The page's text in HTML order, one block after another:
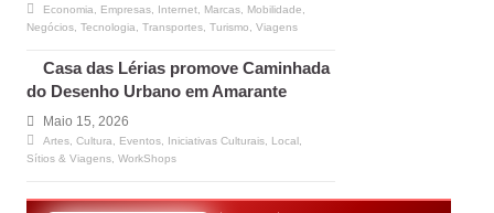
Economia Empresas Internet Marcas Mobilidade
Negócios Tecnologia Transportes Turismo Viagens
Casa das Lérias promove Caminhada
do Desenho Urbano em Amarante
Maio 15, 2026
Artes Cultura Eventos Iniciativas Culturais Local
Sítios & Viagens WorkShops